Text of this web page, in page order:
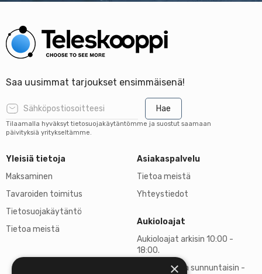
Saa uusimmat tarjoukset ensimmäisenä!
Hae
Tilaamalla hyväksyt tietosuojakäytäntömme ja suostut saamaan
päivityksiä yritykseltämme.
Yleisiä tietoja
Maksaminen
Tavaroiden toimitus
Tietosuojakäytäntö
Tietoa meistä
Asiakaspalvelu
Tietoa meistä
Yhteystiedot
Aukioloajat
Aukioloajat arkisin 10:00 -
18:00.
Lauantaisin ja sunnuntaisin -
×